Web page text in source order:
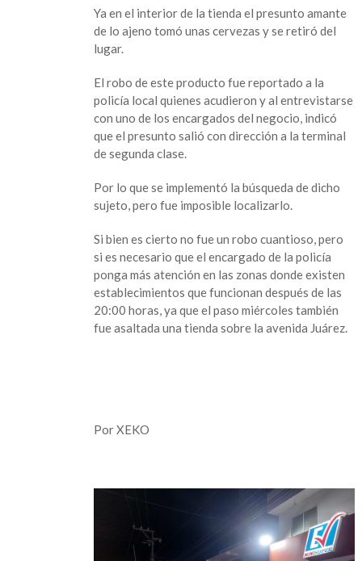
Ya en el interior de la tienda el presunto amante
de lo ajeno tomó unas cervezas y se retiró del
lugar.
El robo de este producto fue reportado a la
policía local quienes acudieron y al entrevistarse
con uno de los encargados del negocio, indicó
que el presunto salió con dirección a la terminal
de segunda clase.
Por lo que se implementó la búsqueda de dicho
sujeto, pero fue imposible localizarlo.
Si bien es cierto no fue un robo cuantioso, pero
si es necesario que el encargado de la policía
ponga más atención en las zonas donde existen
establecimientos que funcionan después de las
20:00 horas, ya que el paso miércoles también
fue asaltada una tienda sobre la avenida Juárez.
Por XEKO